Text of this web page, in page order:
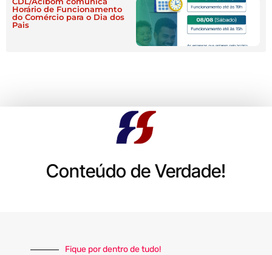
Horário de Funcionamento
do Comércio para o Dia dos
Pais
Conteúdo de Verdade!
Fique por dentro de tudo!